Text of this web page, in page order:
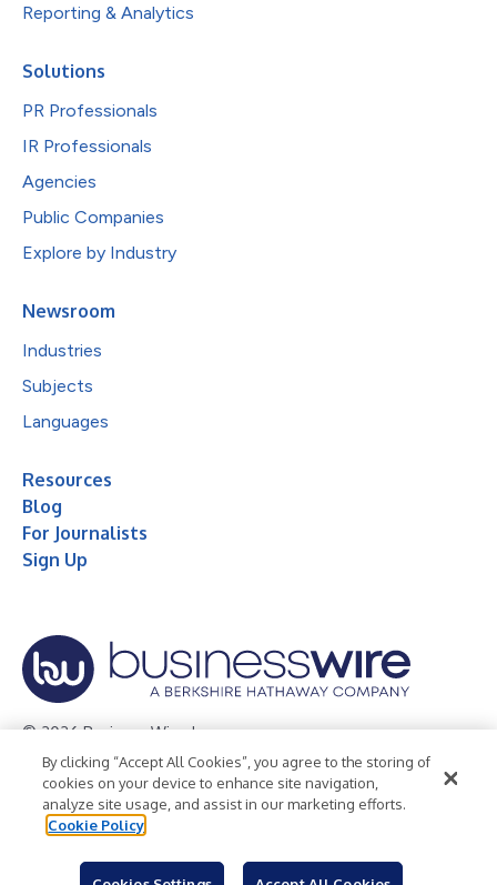
Reporting & Analytics
Solutions
PR Professionals
IR Professionals
Agencies
Public Companies
Explore by Industry
Newsroom
Industries
Subjects
Languages
Resources
Blog
For Journalists
Sign Up
© 2026 Business Wire, Inc.
Privacy Policy Cookie Policy
Accessibility Statement
Terms of Use
Legal
By clicking “Accept All Cookies”, you agree to the storing of
cookies on your device to enhance site navigation,
analyze site usage, and assist in our marketing efforts.
Cookie Policy